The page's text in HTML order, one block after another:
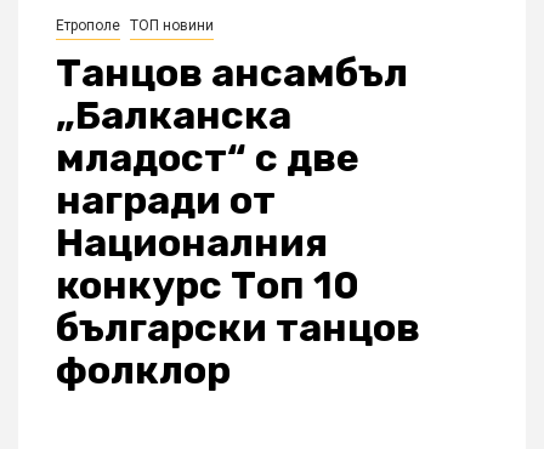
Етрополе ТОП новини
Танцов ансамбъл
„Балканска
младост“ с две
награди от
Националния
конкурс Топ 10
български танцов
фолклор